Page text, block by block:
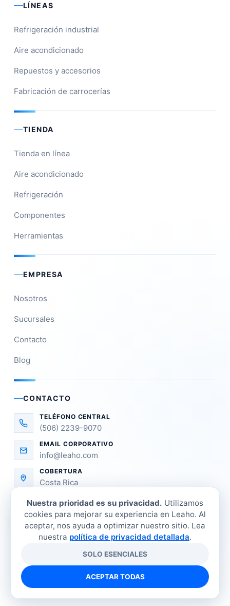
LÍNEAS
Refrigeración industrial
Aire acondicionado
Repuestos y accesorios
Fabricación de carrocerías
TIENDA
Tienda en línea
Aire acondicionado
Refrigeración
Componentes
Herramientas
EMPRESA
Nosotros
Sucursales
Contacto
Blog
CONTACTO
TELÉFONO CENTRAL
(506) 2239-9070
EMAIL CORPORATIVO
info@leaho.com
COBERTURA
Costa Rica
LEAHO Refrigeración Industrial. Todos los
derechos reservados.
Tienda
Contacto Política de privacidad
Nuestra prioridad es su privacidad. Utilizamos
cookies para mejorar su experiencia en Leaho. Al
aceptar, nos ayuda a optimizar nuestro sitio. Lea
nuestra política de privacidad detallada.
SOLO ESENCIALES
ACEPTAR TODAS